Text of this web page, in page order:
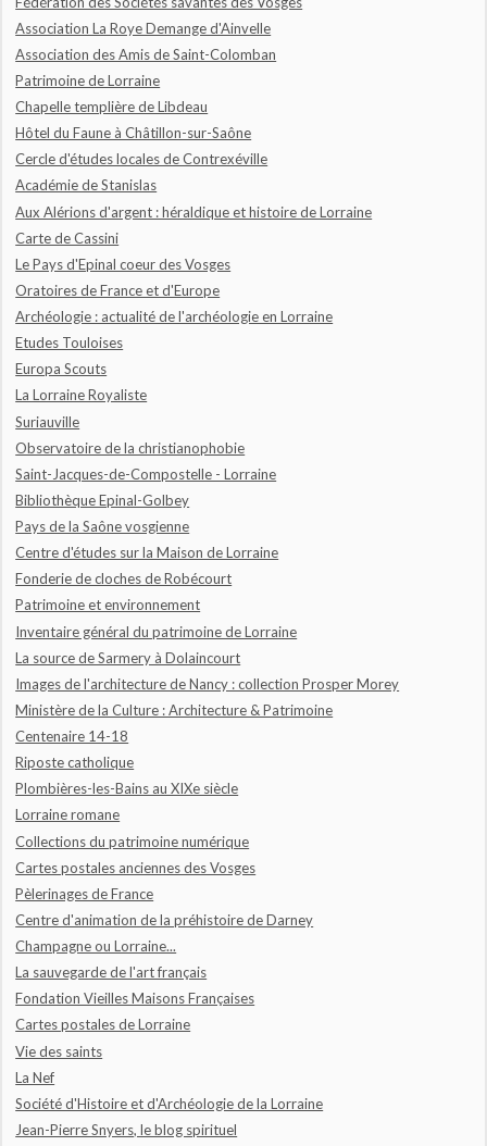
Association La Roye Demange d'Ainvelle
Association des Amis de Saint-Colomban
Patrimoine de Lorraine
Chapelle templière de Libdeau
Hôtel du Faune à Châtillon-sur-Saône
Cercle d'études locales de Contrexéville
Académie de Stanislas
Aux Alérions d'argent : héraldique et histoire de Lorraine
Carte de Cassini
Le Pays d'Epinal coeur des Vosges
Oratoires de France et d'Europe
Archéologie : actualité de l'archéologie en Lorraine
Etudes Touloises
Europa Scouts
La Lorraine Royaliste
Suriauville
Observatoire de la christianophobie
Saint-Jacques-de-Compostelle - Lorraine
Bibliothèque Epinal-Golbey
Pays de la Saône vosgienne
Centre d'études sur la Maison de Lorraine
Fonderie de cloches de Robécourt
Patrimoine et environnement
Inventaire général du patrimoine de Lorraine
La source de Sarmery à Dolaincourt
Images de l'architecture de Nancy : collection Prosper Morey
Ministère de la Culture : Architecture & Patrimoine
Centenaire 14-18
Riposte catholique
Plombières-les-Bains au XIXe siècle
Lorraine romane
Collections du patrimoine numérique
Cartes postales anciennes des Vosges
Pèlerinages de France
Centre d'animation de la préhistoire de Darney
Champagne ou Lorraine...
La sauvegarde de l'art français
Fondation Vieilles Maisons Françaises
Cartes postales de Lorraine
Vie des saints
La Nef
Société d'Histoire et d'Archéologie de la Lorraine
Jean-Pierre Snyers, le blog spirituel